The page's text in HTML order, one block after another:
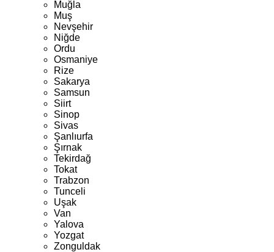
Muğla
Muş
Nevşehir
Niğde
Ordu
Osmaniye
Rize
Sakarya
Samsun
Siirt
Sinop
Sivas
Şanlıurfa
Şırnak
Tekirdağ
Tokat
Trabzon
Tunceli
Uşak
Van
Yalova
Yozgat
Zonguldak